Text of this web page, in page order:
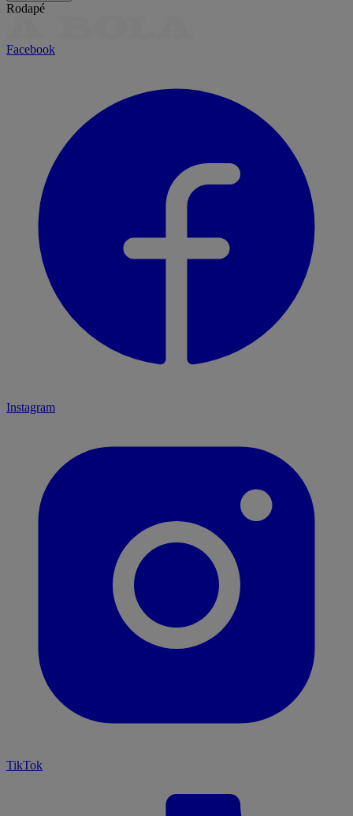
Rodapé
Facebook
Instagram
TikTok